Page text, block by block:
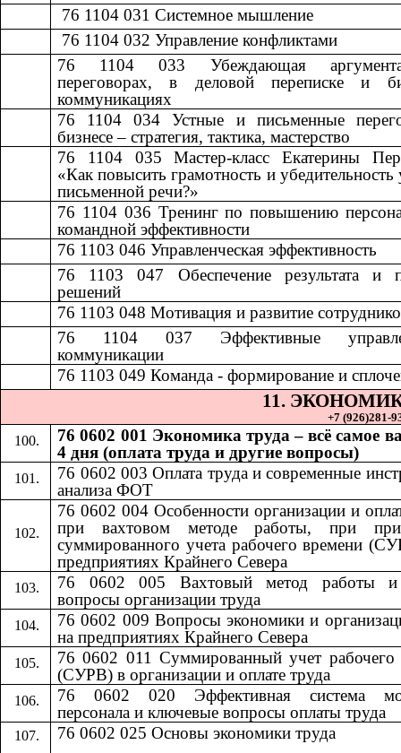
​​ 76 1104 031 ​​Системное мышление​​
​​ 76 1104 032 ​​Управление конфликтами​​
76 1104 033
Убеждающая
переговорах, в деловой переписке и
коммуникациях
76 1104 034 ​​Устные и письменные
бизнесе – стратегия, тактика, мастерство​​
76 1104 035 ​​Мастер-класс Екатерины
«Как повысить грамотность и убедительность
письменной речи?»
76 1104 036 Тренинг по повышению
командной эффективности
76 1103 046 ​​Управленческая эффективность​​
76 1103 047
Обеспечение результата и
решений​​
76 1103 048 ​​Мотивация и развитие
76 1104 037
Эффективные
коммуникации​​
76 1103 049 ​​Команда - формирование и
11.​​
+7 (926)281-
76 0602 001 Экономика труда – всё самое
4 дня (оплата труда и другие вопросы)
76 0602 003 Оплата труда и современные
анализа ФОТ
76 0602 004 Особенности организации и
при вахтовом методе работы, при
суммированного учета рабочего времени
предприятиях Крайнего Севера
76 0602 005 Вахтовый метод работы и
вопросы организации труда
76 0602 009 Вопросы экономики и
на предприятиях Крайнего Севера
76 0602 011 Суммированный учет рабочего
(СУРВ) в организации и оплате труда
76 0602 020 Эффективная система
персонала и ключевые вопросы оплаты труда
76 0602 025 Основы экономики труда